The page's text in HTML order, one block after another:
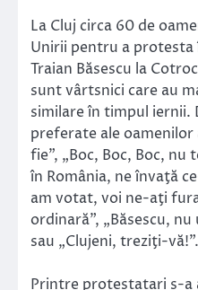
La Cluj circa 60 de
Unirii pentru a
Traian Băsescu la
sunt vârtsnici care au
similare în timpul iernii.
preferate ale oamenilor
fie”, „Boc, Boc, Boc, nu
în România, ne învaţă
am votat, voi ne-aţi
ordinară”, „Băsescu,
sau „Clujeni, treziţi-vă!”.
Printre protestatari s-a